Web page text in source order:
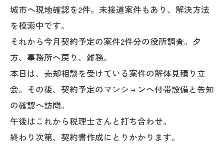
城市へ現地確認を2件。未接道案件もあり、解決方法
を模索中です。
それから今月契約予定の案件2件分の役所調査。夕
方、事務所へ戻り、雑務。
本日は、売却相談を受けている案件の解体見積り立
会。その後、契約予定のマンションへ付帯設備と告知
の確認へ訪問。
午後はこれから税理士さんと打ち合わせ。
終わり次第、契約書作成にとりかかります。